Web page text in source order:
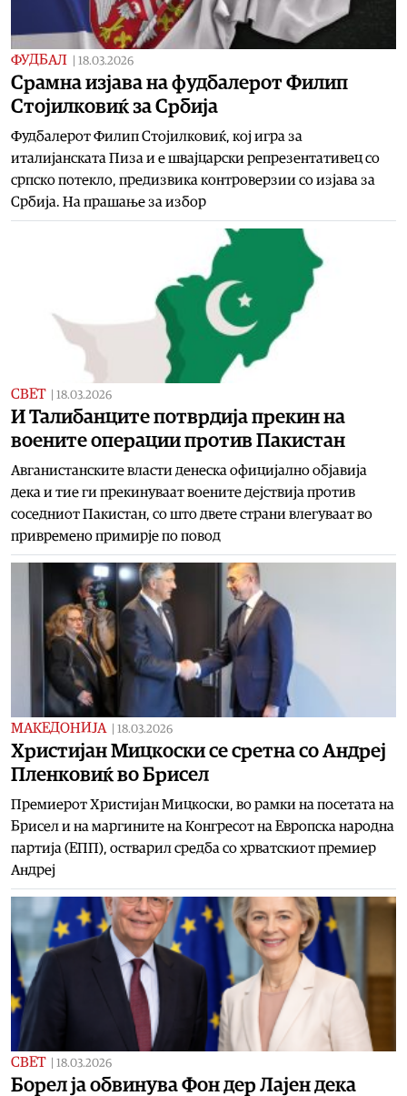
ФУДБАЛ 18.03.2026
Срамна изјава на фудбалерот Филип
Стојилковиќ за Србија
Фудбалерот Филип Стојилковиќ, кој игра за
италијанската Пиза и е швајцарски репрезентативец со
српско потекло, предизвика контроверзии со изјава за
Србија. На прашање за избор
СВЕТ 18.03.2026
И Талибанците потврдија прекин на
воените операции против Пакистан
Авганистанските власти денеска официјално објавија
дека и тие ги прекинуваат воените дејствија против
соседниот Пакистан, со што двете страни влегуваат во
привремено примирје по повод
МАКЕДОНИЈА 18.03.2026
Христијан Мицкоски се сретна со Андреј
Пленковиќ во Брисел
Премиерот Христијан Мицкоски, во рамки на посетата на
Брисел и на маргините на Конгресот на Европска народна
партија (ЕПП), остварил средба со хрватскиот премиер
Андреј
СВЕТ 18.03.2026
Борел ја обвинува Фон дер Лајен дека